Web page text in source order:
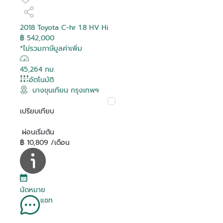
2018 Toyota C-hr 1.8 HV Hi
฿ 542,000
*ไม่รวมภาษีมูลค่าเพิ่ม
45,264 กม.
อัตโนมัติ
บางขุนเทียน กรุงเทพฯ
เปรียบเทียบ
ผ่อนเริ่มต้น
฿ 10,809 /เดือน
นัดหมาย
แชท